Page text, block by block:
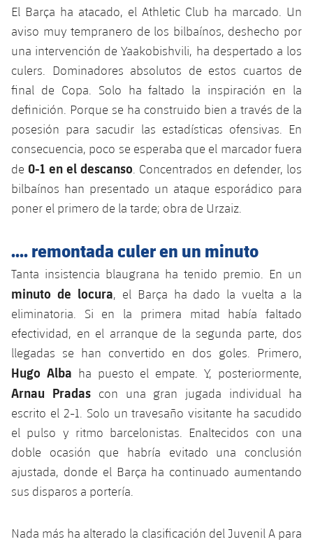
Barça Cafe
Ciutat Esportiva
La Masia
plusicon
más
Servicios
Servicios Médicos
Accesibilidad
plusicon
más
Acreditaciones
Instalaciones
El Barça ha atacado, el Athletic Club ha marcado. Un
aviso muy tempranero de los bilbaínos, deshecho por
una intervención de Yaakobishvili, ha despertado a los
culers. Dominadores absolutos de estos cuartos de
final de Copa. Solo ha faltado la inspiración en la
definición. Porque se ha construido bien a través de la
posesión para sacudir las estadísticas ofensivas. En
consecuencia, poco se esperaba que el marcador fuera
de 0-1 en el descanso . Concentrados en defender, los
bilbaínos han presentado un ataque esporádico para
poner el primero de la tarde; obra de Urzaiz.
.... remontada culer en un minuto
Tanta insistencia blaugrana ha tenido premio. En un
minuto de locura, el Barça ha dado la vuelta a la
eliminatoria. Si en la primera mitad había faltado
efectividad, en el arranque de la segunda parte, dos
llegadas se han convertido en dos goles. Primero,
Hugo Alba ha puesto el empate. Y, posteriormente,
Arnau Pradascon una gran jugada individual ha
escrito el 2-1. Solo un travesaño visitante ha sacudido
el pulso y ritmo barcelonistas. Enaltecidos con una
doble ocasión que habría evitado una conclusión
ajustada, donde el Barça ha continuado aumentando
sus disparos a portería.
Nada más ha alterado la clasificación del Juvenil A para